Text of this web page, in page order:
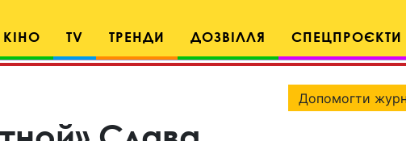
КІНО TV ТРЕНДИ ДОЗВІЛЛЯ СПЕЦПРОЄКТИ
Допомогти